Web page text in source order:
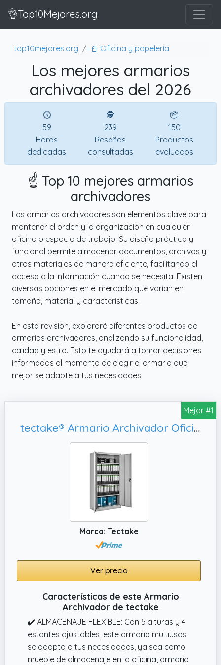
👌Top10Mejores.org
top10mejores.org 📓 Oficina y papelería
Los mejores armarios
archivadores del 2026
🕔
59
Horas
dedicadas
🕵
239
Reseñas
consultadas
📦
150
Productos
evaluados
☝️ Top 10 mejores armarios
archivadores
Los armarios archivadores son elementos clave para
mantener el orden y la organización en cualquier
oficina o espacio de trabajo. Su diseño práctico y
funcional permite almacenar documentos, archivos y
otros materiales de manera eficiente, facilitando el
acceso a la información cuando se necesita. Existen
diversas opciones en el mercado que varían en
tamaño, material y características.
En esta revisión, exploraré diferentes productos de
armarios archivadores, analizando su funcionalidad,
calidad y estilo. Esto te ayudará a tomar decisiones
informadas al momento de elegir el armario que
mejor se adapte a tus necesidades.
Mejor #1
tectake® Armario Archivador Oficina en Acero 180x90x40 cm, Fácil Montaje - Gris
Marca: Tectake
Ver precio
Características de este Armario
Archivador de tectake
✔️ ALMACENAJE FLEXIBLE: Con 5 alturas y 4
estantes ajustables, este armario multiusos
se adapta a tus necesidades, ya sea como
mueble de almacenaje en la oficina, armario